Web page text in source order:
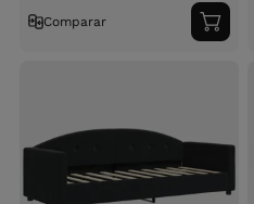
Comparar
ao